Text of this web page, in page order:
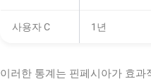
사용자 C 1년
이러한 통계는 핀페시아가 효